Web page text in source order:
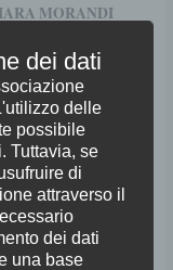
MORANDI
di Verdi (arrang.
dei dati
delle
possibile
Tuttavia, se
di
attraverso il
dei dati
una base